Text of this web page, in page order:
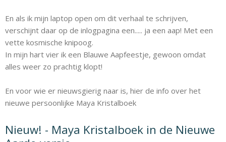
En als ik mijn laptop open om dit verhaal te schrijven,
verschijnt daar op de inlogpagina een..... ja een aap! Met een
vette kosmische knipoog.
In mijn hart vier ik een Blauwe Aapfeestje, gewoon omdat
alles weer zo prachtig klopt!
En voor wie er nieuwsgierig naar is, hier de info over het
nieuwe persoonlijke Maya Kristalboek
Nieuw! - Maya Kristalboek in de Nieuwe